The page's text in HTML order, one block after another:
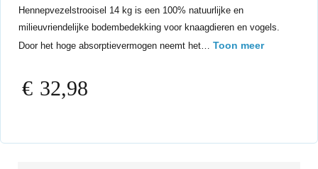
Hennepvezelstrooisel 14 kg is een 100% natuurlijke en
milieuvriendelijke bodembedekking voor knaagdieren en vogels.
Door het hoge absorptievermogen neemt het… Toon meer
€ 32,98